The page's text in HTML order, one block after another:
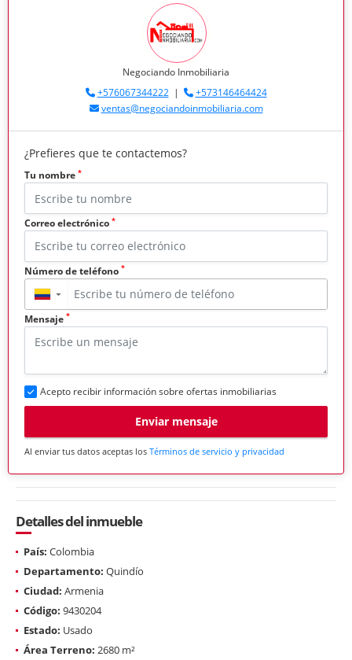
Negociando Inmobiliaria
+576067344222|
+573146464424
ventas@negociandoinmobiliaria.com
¿Prefieres que te contactemos?
Tu nombre *
Correo electrónico *
Número de teléfono *
▼
Mensaje *
Acepto recibir información sobre ofertas inmobiliarias
Enviar mensaje
Al enviar tus datos aceptas los Términos de servicio y privacidad
Detalles del inmueble
País: Colombia
Departamento: Quindío
Ciudad: Armenia
Código: 9430204
Estado: Usado
Área Terreno: 2680 m²